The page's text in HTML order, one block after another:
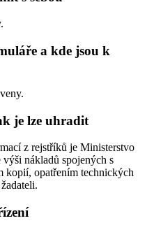
a kde jsou k
je lze uhradit
z rejstříků je Ministerstvo
nákladů spojených s
kopií, opatřením technických